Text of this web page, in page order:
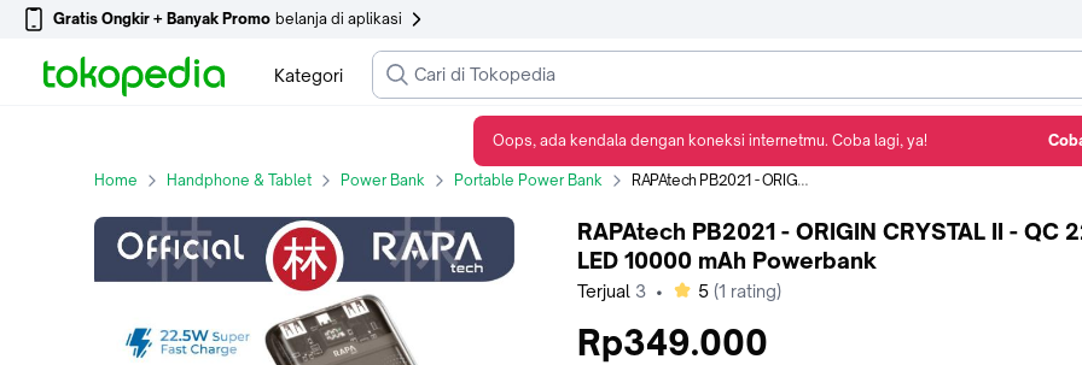
Gratis Ongkir + Banyak Promo belanja di aplikasi
Kategori
Home Handphone & Tablet Power Bank Portable Power Bank RAPAtech PB2021 - ORIGIN CRYSTAL II - QC 22.5W LED 10000 mAh Powerbank
RAPAtech PB2021 - ORIGIN CRYSTAL II - QC
LED 10000 mAh Powerbank
Terjual 3 • bintang
5 (1 rating)
Rp349.000
Oops, ada kendala dengan koneksi internetmu. Coba lagi, ya!